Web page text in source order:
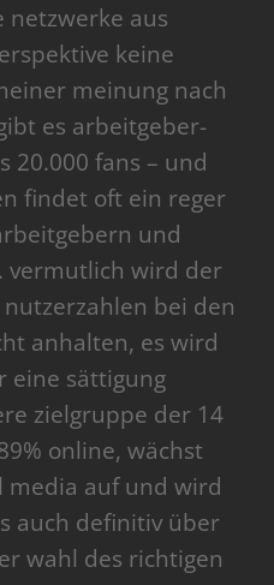
netzwerke aus
keine
meinung nach
es arbeitgeber-
20.000 fans – und
findet oft ein reger
und
vermutlich wird der
bei den
anhalten, es wird
eine sättigung
zielgruppe der 14
online, wächst
media auf und wird
auch definitiv über
wahl des richtigen